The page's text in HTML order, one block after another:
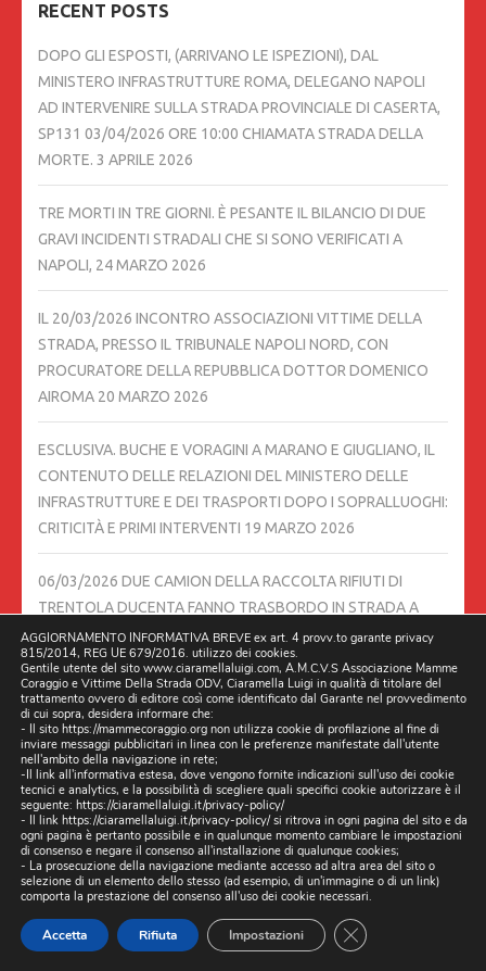
RECENT POSTS
DOPO GLI ESPOSTI, (ARRIVANO LE ISPEZIONI), DAL
MINISTERO INFRASTRUTTURE ROMA, DELEGANO NAPOLI
AD INTERVENIRE SULLA STRADA PROVINCIALE DI CASERTA,
SP131 03/04/2026 ORE 10:00 CHIAMATA STRADA DELLA
MORTE. 3 APRILE 2026
TRE MORTI IN TRE GIORNI. È PESANTE IL BILANCIO DI DUE
GRAVI INCIDENTI STRADALI CHE SI SONO VERIFICATI A
NAPOLI, 24 MARZO 2026
IL 20/03/2026 INCONTRO ASSOCIAZIONI VITTIME DELLA
STRADA, PRESSO IL TRIBUNALE NAPOLI NORD, CON
PROCURATORE DELLA REPUBBLICA DOTTOR DOMENICO
AIROMA 20 MARZO 2026
ESCLUSIVA. BUCHE E VORAGINI A MARANO E GIUGLIANO, IL
CONTENUTO DELLE RELAZIONI DEL MINISTERO DELLE
INFRASTRUTTURE E DEI TRASPORTI DOPO I SOPRALLUOGHI:
CRITICITÀ E PRIMI INTERVENTI 19 MARZO 2026
06/03/2026 DUE CAMION DELLA RACCOLTA RIFIUTI DI
TRENTOLA DUCENTA FANNO TRASBORDO IN STRADA A
LUSCIANO.6 MARZO 2026
STRADE DISSESTATE, BLITZ DEGLI ISPETTORI MINISTERIALI
ANCHE A GIUGLIANO5 MARZO 2026
LA BUCA LUSCIANO IN VIALE DELLA LIBERTÀ, CIVICO 55, È
ANCORA LÌ. 4 MARZO 2026
L’ILLUMINAZIONE TRA VIA BETTINO CRAXI E VIA LUCARELLI È
TORNATA. 03/03/2026 TRENTOLA DUCENTA, LUSCIANO3
MARZO 2026
SOPRALLUOGHI MINISTERIALI DOPO MARANO: SI PARTE DA
AGGIORNAMENTO INFORMATIVA BREVE ex art. 4 provv.to garante privacy
815/2014, REG UE 679/2016. utilizzo dei cookies.
Gentile utente del sito www.ciaramellaluigi.com, A.M.C.V.S Associazione Mamme
Coraggio e Vittime Della Strada ODV, Ciaramella Luigi in qualità di titolare del
trattamento ovvero di editore così come identificato dal Garante nel provvedimento
di cui sopra, desidera informare che:
- Il sito https://mammecoraggio.org non utilizza cookie di profilazione al fine di
inviare messaggi pubblicitari in linea con le preferenze manifestate dall'utente
nell'ambito della navigazione in rete;
-Il link all'informativa estesa, dove vengono fornite indicazioni sull'uso dei cookie
tecnici e analytics, e la possibilità di scegliere quali specifici cookie autorizzare è il
seguente: https://ciaramellaluigi.it/privacy-policy/
- Il link https://ciaramellaluigi.it/privacy-policy/si ritrova in ogni pagina del sito e da
ogni pagina è pertanto possibile e in qualunque momento cambiare le impostazioni
di consenso e negare il consenso all'installazione di qualunque cookies;
- La prosecuzione della navigazione mediante accesso ad altra area del sito o
selezione di un elemento dello stesso (ad esempio, di un'immagine o di un link)
comporta la prestazione del consenso all'uso dei cookie necessari.
Accetta Rifiuta Impostazioni CLOSE GDPR